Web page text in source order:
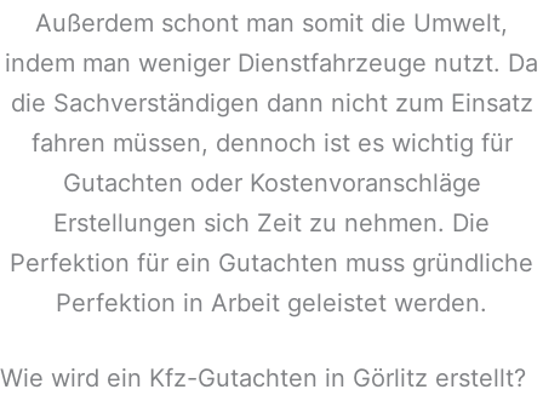
Außerdem schont man somit die Umwelt,
indem man weniger Dienstfahrzeuge nutzt. Da
die Sachverständigen dann nicht zum Einsatz
fahren müssen, dennoch ist es wichtig für
Gutachten oder Kostenvoranschläge
Erstellungen sich Zeit zu nehmen. Die
Perfektion für ein Gutachten muss gründliche
Perfektion in Arbeit geleistet werden.
Wie wird ein Kfz-Gutachten in Görlitz erstellt?